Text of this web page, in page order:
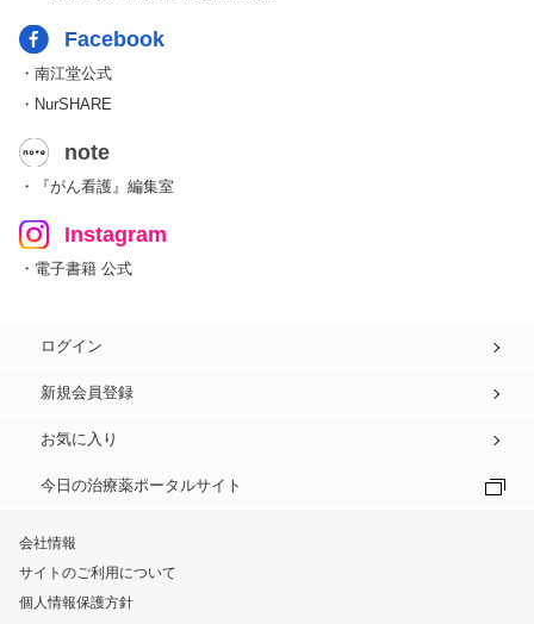
Facebook
・南江堂公式
・NurSHARE
note
・『がん看護』編集室
Instagram
・電子書籍 公式
ログイン
新規会員登録
お気に入り
今日の治療薬ポータルサイト
会社情報
サイトのご利用について
個人情報保護方針